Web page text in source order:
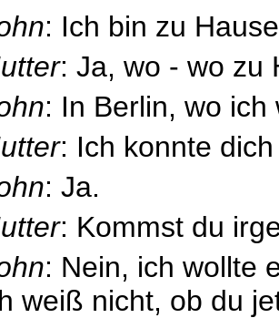
: Ich bin zu
: Ja, wo - wo zu
: In Berlin, wo ich
: Ich konnte
: Ja.
: Kommst du
: Nein, ich wollte
weiß nicht, ob du